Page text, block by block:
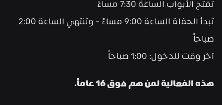
تفتح الأبواب الساعة 7:30 مساءً
صباحاً
آخر وقت للدخول: 1:00 صباحاً
هذه الفعالية لمن هم فوق 16 عاماً.